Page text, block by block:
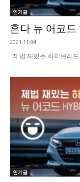
인기글
혼다 뉴 어코드
2021.11.04
제법 재밌는 하이브리
인기글